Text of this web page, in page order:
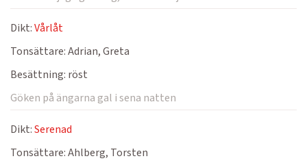
Dikt:Vårlåt
Tonsättare:Adrian, Greta
Besättning: röst
Göken på ängarna gal i sena natten
Dikt:Serenad
Tonsättare:Ahlberg, Torsten